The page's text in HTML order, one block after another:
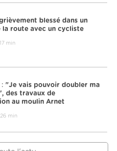
blessé dans un
la route avec un cycliste
min
"Je vais pouvoir doubler ma
des travaux de
au moulin Arnet
26 min